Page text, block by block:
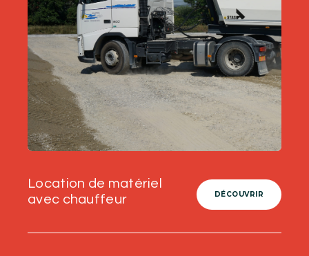
Location de matériel
avec chauffeur
DÉCOUVRIR